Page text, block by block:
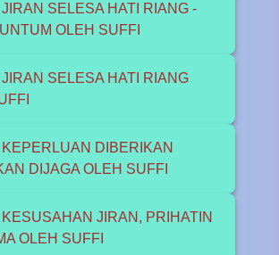
SELESA HATI RIANG -
OLEH SUFFI
SELESA HATI RIANG
DIBERIKAN
DIJAGA OLEH SUFFI
JIRAN, PRIHATIN
OLEH SUFFI